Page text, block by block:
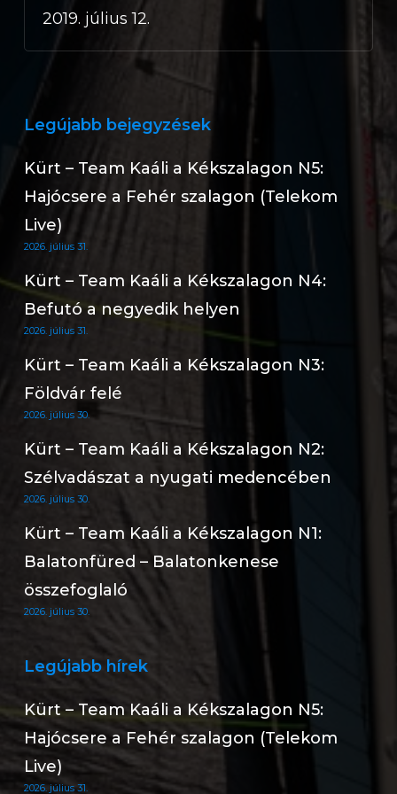
2019. július 12.
Legújabb bejegyzések
Kürt – Team Kaáli a Kékszalagon N5:
Hajócsere a Fehér szalagon (Telekom
Live)
2026. július 31.
Kürt – Team Kaáli a Kékszalagon N4:
Befutó a negyedik helyen
2026. július 31.
Kürt – Team Kaáli a Kékszalagon N3:
Földvár felé
2026. július 30.
Kürt – Team Kaáli a Kékszalagon N2:
Szélvadászat a nyugati medencében
2026. július 30.
Kürt – Team Kaáli a Kékszalagon N1:
Balatonfüred – Balatonkenese
összefoglaló
2026. július 30.
Legújabb hírek
Kürt – Team Kaáli a Kékszalagon N5:
Hajócsere a Fehér szalagon (Telekom
Live)
2026. július 31.